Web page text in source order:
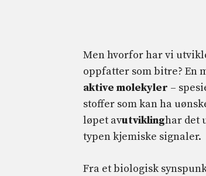
Men hvorfor har vi
oppfatter som bitre?
aktive molekyler –
stoffer som kan ha
løpet avutviklinghar det
typen kjemiske signaler.
Fra et biologisk